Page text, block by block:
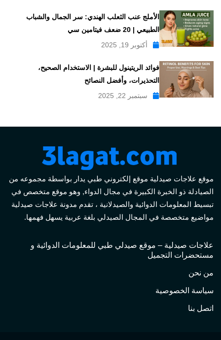
الأملج عنب الثعلب الهندي: سر الجمال والشباب
الطبيعي | 20 ضعف فيتامين سي
أكتوبر 19, 2025
فوائد الريتينول للبشرة | الاستخدام الصحيح،
التحذيرات، وأفضل النصائح
سبتمبر 22, 2025
موقع علاجات صيدلية موقع إلكتروني طبي يدار بواسطة مجموعه من
الصيادلة ذو الخبرة الكبيرة في مجال الدواء, وهو موقع متخصص في
تبسيط المعلومات الدوائية والصيدلانية ، تقدم مدونة علاجات صيدلية
مواضيع متخصصة في المجال الصيدلي بلغة عربية يسهل فهمها.
علاجات صيدلية – موقع صيدلي طبي للمعلومات الدوائية و
مستحضرات التجميل
من نحن
سياسة الخصوصية
اتصل بنا